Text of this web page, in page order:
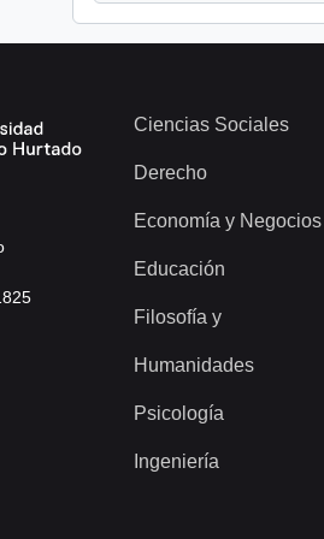
Ciencias Sociales
Derecho
Economía y Negocios
Educación
Filosofía y
Humanidades
Psicología
Ingeniería